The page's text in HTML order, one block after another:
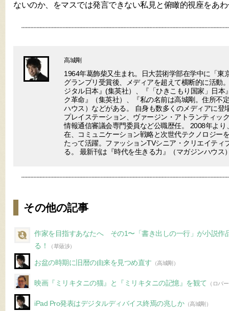
ないのか、をマスでは発言できない私見と俯瞰的視座をあ
高城剛
1964年葛飾柴又生まれ。日大芸術学部在学中に「東
グランプリ受賞後、メディアを超えて横断的に活
ジタル日本』(集英社）、『「ひきこもり国家」日本
ク革命』（集英社）、『私の名前は高城剛。住所不
ハウス）などがある。 自身も数多くのメディアに登
プレイステーション、ヴァージン・アトランティッ
情報通信審議会専門委員など公職歴任。 2008年よ
在、コミュニケーション戦略と次世代テクノロジー
たって活躍。ファッションTVシニア・クリエイティ
る。 最新刊は『時代を生きる力』（マガジンハウス
その他の記事
作家を目指すあなたへ その1〜「書き出しの一行」が小説作
る！
（草薙渉）
お盆の時期に旧暦の由来を見つめ直す （高城剛）
映画『ミリキタニの猫』と『ミリキタニの記憶』を観て （ロバ
iPad Pro発表はデジタルディバイス終焉の兆しか（高城剛）